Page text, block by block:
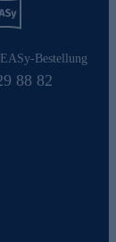
Bestellung
88 82